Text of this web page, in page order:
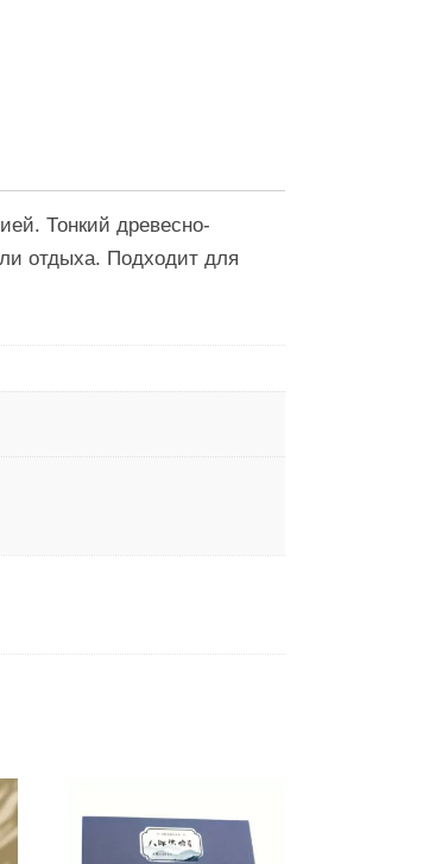
Тонкий древесно-
отдыха. Подходит для